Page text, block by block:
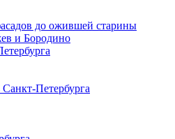
до ожившей старины
и Бородино
Петербурга